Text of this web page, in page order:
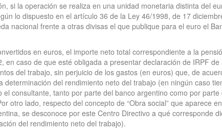
si la operación se realiza en una unidad monetaria distinta del
lo dispuesto en el artículo 36 de la Ley 46/1998, de 17
nacional frente a otras divisas el que publique para el euro el
en euros, el importe neto total correspondiente a la
en caso de que esté obligada a presentar declaración de IRPF
del trabajo, sin perjuicio de los gastos (en euros) que, de
determinación del rendimiento neto del trabajo (en ningún caso
consultante, tanto por parte del banco argentino como por
otro lado, respecto del concepto de “Obra social” que aparece
se desconoce por este Centro Directivo a qué corresponde
del rendimiento neto del trabajo).